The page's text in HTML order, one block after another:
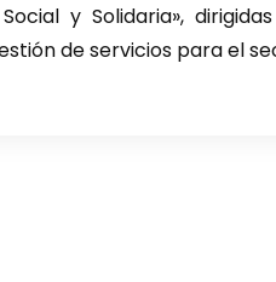
y Solidaria»,
de servicios para el